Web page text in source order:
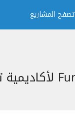
تصفح المشاريع